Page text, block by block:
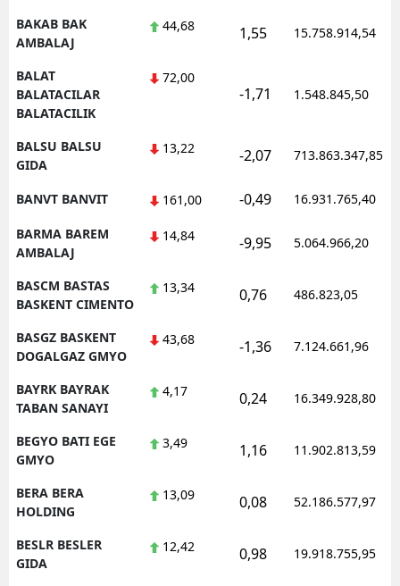
BAKAB BAK
AMBALAJ
44,68 1,55 15.758.914,54
BALAT
BALATACILAR
BALATACILIK
72,00
-1,71 1.548.845,50
BALSU BALSU
GIDA
13,22 -2,07 713.863.347,85
BANVT BANVIT 161,00 -0,49 16.931.765,40
BARMA BAREM
AMBALAJ
14,84 -9,95 5.064.966,20
BASCM BASTAS
BASKENT CIMENTO
13,34 0,76 486.823,05
BASGZ BASKENT
DOGALGAZ GMYO
43,68 -1,36 7.124.661,96
BAYRK BAYRAK
TABAN SANAYI
4,17 0,24 16.349.928,80
BEGYO BATI EGE
GMYO
3,49 1,16 11.902.813,59
BERA BERA
HOLDING
13,09 0,08 52.186.577,97
BESLR BESLER
GIDA
12,42 0,98 19.918.755,95